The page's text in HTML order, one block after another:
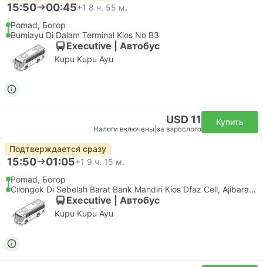
15:50 00:45+1 8 ч. 55 м.
Pomad, Богор
Bumiayu Di Dalam Terminal Kios No B3
Executive | Автобус
Kupu Kupu Ayu
USD 11
Налоги включены за взрослого
Купить
Подтверждается сразу
15:50 01:05+1 9 ч. 15 м.
Pomad, Богор
Cilongok Di Sebelah Barat Bank Mandiri Kios Dfaz Cell, Ajibarang
Executive | Автобус
Kupu Kupu Ayu